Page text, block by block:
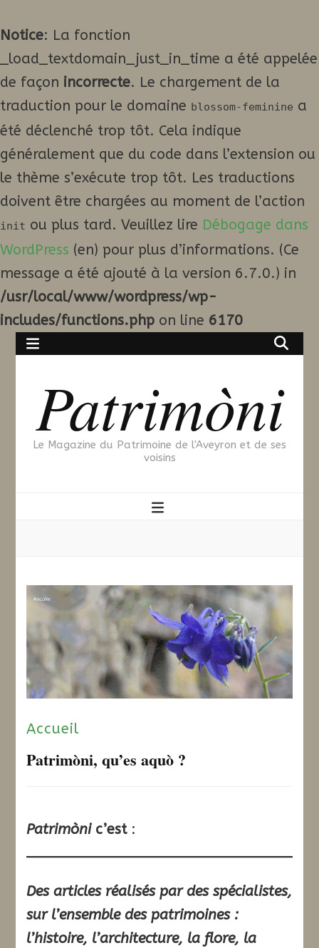
Notice: La fonction
_load_textdomain_just_in_time a été appelée
de façon incorrecte. Le chargement de la
traduction pour le domaine blossom-feminine a
été déclenché trop tôt. Cela indique
généralement que du code dans l’extension ou
le thème s’exécute trop tôt. Les traductions
doivent être chargées au moment de l’action
init ou plus tard. Veuillez lire Débogage dans
WordPress (en) pour plus d’informations. (Ce
message a été ajouté à la version 6.7.0.) in
/usr/local/www/wordpress/wp-
includes/functions.php on line 6170
Patrimòni
Le Magazine du Patrimoine de l'Aveyron et de ses
voisins
Accueil
Patrimòni, qu’es aquò ?
Patrimònic’est:
Des articles réalisés par des spécialistes,
sur l’ensemble des patrimoines :
l’histoire, l’architecture, la flore, la